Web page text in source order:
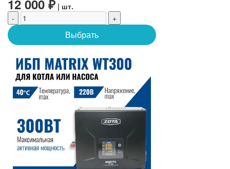
12 000 ₽ | шт.
-
+
Выбрать